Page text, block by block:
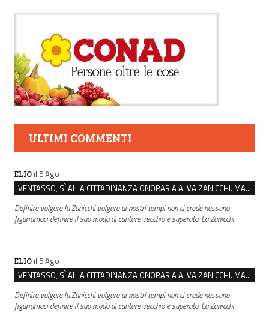
ULTIMI COMMENTI
ELIO il 5 Ago
VENTASSO, SÌ ALLA CITTADINANZA ONORARIA A IVA ZANICCHI. MA BARGIACCHI: “È DI PESSIMO GUSTO”
Definire volgare la Zanicchi volgare ai nostri tempi non ci crede nessuno
figuriamoci definire il suo modo di cantare vecchio e superato. La Zanicchi
ELIO il 5 Ago
VENTASSO, SÌ ALLA CITTADINANZA ONORARIA A IVA ZANICCHI. MA BARGIACCHI: “È DI PESSIMO GUSTO”
Definire volgare la Zanicchi volgare ai nostri tempi non ci crede nessuno
figuriamoci definire il suo modo di cantare vecchio e superato. La Zanicchi